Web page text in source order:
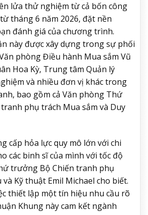
lửa thử nghiệm từ cả bốn công
tháng 6 năm 2026, đặt nền
đánh giá của chương trình.
này được xây dựng trong sự phối
phòng Điều hành Mua sắm Vũ
Hoa Kỳ, Trung tâm Quản lý
và nhiều đơn vị khác trong
bao gồm cả Văn phòng Thứ
phụ trách Mua sắm và Duy
cấp hỏa lực quy mô lớn với chi
các binh sĩ của mình với tốc độ
trưởng Bộ Chiến tranh phụ
Kỹ thuật Emil Michael cho biết.
thiết lập một tín hiệu nhu cầu rõ
Khung này cam kết ngành